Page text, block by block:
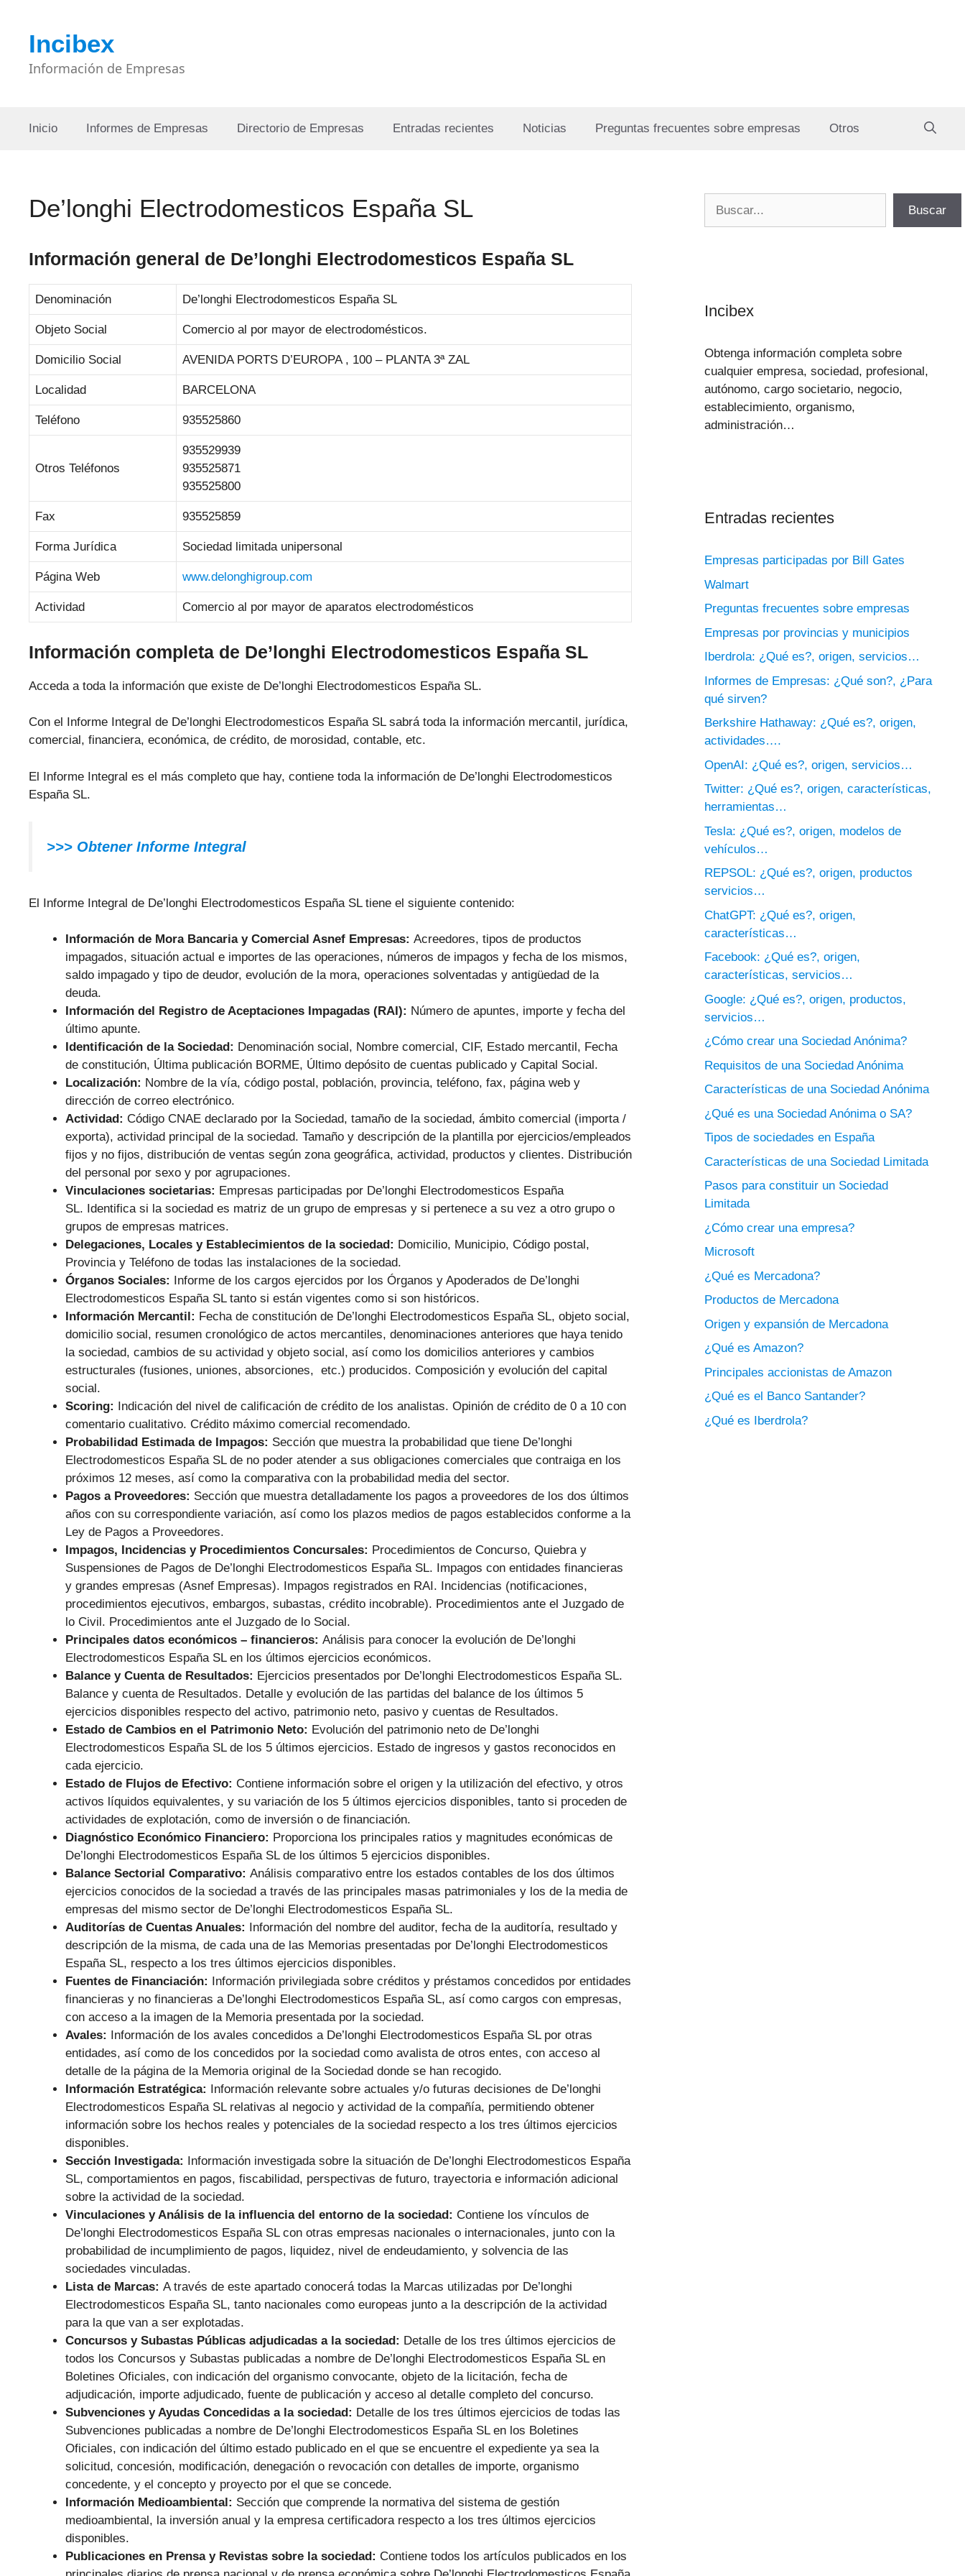
contenidoIncibex
Información de Empresas
Inicio Informes de Empresas Directorio de Empresas Entradas recientes Noticias Preguntas frecuentes sobre empresas Otros
De’longhi Electrodomesticos España SL
Información general de De’longhi Electrodomesticos España SL
Denominación De’longhi Electrodomesticos España SL
Objeto Social Comercio al por mayor de electrodomésticos.
Domicilio Social AVENIDA PORTS D’EUROPA , 100 – PLANTA 3ª ZAL
Localidad BARCELONA
Teléfono 935525860
Otros Teléfonos
935529939
935525871
935525800
Fax 935525859
Forma Jurídica Sociedad limitada unipersonal
Página Web www.delonghigroup.com
Actividad Comercio al por mayor de aparatos electrodomésticos
Información completa de De’longhi Electrodomesticos España SL
Acceda a toda la información que existe de De’longhi Electrodomesticos España SL.
Con el Informe Integral de De’longhi Electrodomesticos España SL sabrá toda la información mercantil, jurídica,
comercial, financiera, económica, de crédito, de morosidad, contable, etc.
El Informe Integral es el más completo que hay, contiene toda la información de De’longhi Electrodomesticos
España SL.
>>> Obtener Informe Integral
El Informe Integral de De’longhi Electrodomesticos España SL tiene el siguiente contenido:
Información de Mora Bancaria y Comercial Asnef Empresas: Acreedores, tipos de productos
impagados, situación actual e importes de las operaciones, números de impagos y fecha de los mismos,
saldo impagado y tipo de deudor, evolución de la mora, operaciones solventadas y antigüedad de la
deuda.
Información del Registro de Aceptaciones Impagadas (RAI): Número de apuntes, importe y fecha del
último apunte.
Identificación de la Sociedad: Denominación social, Nombre comercial, CIF, Estado mercantil, Fecha
de constitución, Última publicación BORME, Último depósito de cuentas publicado y Capital Social.
Localización: Nombre de la vía, código postal, población, provincia, teléfono, fax, página web y
dirección de correo electrónico.
Actividad: Código CNAE declarado por la Sociedad, tamaño de la sociedad, ámbito comercial (importa /
exporta), actividad principal de la sociedad. Tamaño y descripción de la plantilla por ejercicios/empleados
fijos y no fijos, distribución de ventas según zona geográfica, actividad, productos y clientes. Distribución
del personal por sexo y por agrupaciones.
Vinculaciones societarias: Empresas participadas por De’longhi Electrodomesticos España
SL. Identifica si la sociedad es matriz de un grupo de empresas y si pertenece a su vez a otro grupo o
grupos de empresas matrices.
Delegaciones, Locales y Establecimientos de la sociedad: Domicilio, Municipio, Código postal,
Provincia y Teléfono de todas las instalaciones de la sociedad.
Órganos Sociales: Informe de los cargos ejercidos por los Órganos y Apoderados de De’longhi
Electrodomesticos España SL tanto si están vigentes como si son históricos.
Información Mercantil: Fecha de constitución de De’longhi Electrodomesticos España SL, objeto social,
domicilio social, resumen cronológico de actos mercantiles, denominaciones anteriores que haya tenido
la sociedad, cambios de su actividad y objeto social, así como los domicilios anteriores y cambios
estructurales (fusiones, uniones, absorciones, etc.) producidos. Composición y evolución del capital
social.
Scoring: Indicación del nivel de calificación de crédito de los analistas. Opinión de crédito de 0 a 10 con
comentario cualitativo. Crédito máximo comercial recomendado.
Probabilidad Estimada de Impagos: Sección que muestra la probabilidad que tiene De’longhi
Electrodomesticos España SL de no poder atender a sus obligaciones comerciales que contraiga en los
próximos 12 meses, así como la comparativa con la probabilidad media del sector.
Pagos a Proveedores: Sección que muestra detalladamente los pagos a proveedores de los dos últimos
años con su correspondiente variación, así como los plazos medios de pagos establecidos conforme a la
Ley de Pagos a Proveedores.
Impagos, Incidencias y Procedimientos Concursales: Procedimientos de Concurso, Quiebra y
Suspensiones de Pagos de De’longhi Electrodomesticos España SL. Impagos con entidades financieras
y grandes empresas (Asnef Empresas). Impagos registrados en RAI. Incidencias (notificaciones,
procedimientos ejecutivos, embargos, subastas, crédito incobrable). Procedimientos ante el Juzgado de
lo Civil. Procedimientos ante el Juzgado de lo Social.
Principales datos económicos – financieros: Análisis para conocer la evolución de De’longhi
Electrodomesticos España SL en los últimos ejercicios económicos.
Balance y Cuenta de Resultados: Ejercicios presentados por De’longhi Electrodomesticos España SL.
Balance y cuenta de Resultados. Detalle y evolución de las partidas del balance de los últimos 5
ejercicios disponibles respecto del activo, patrimonio neto, pasivo y cuentas de Resultados.
Estado de Cambios en el Patrimonio Neto: Evolución del patrimonio neto de De’longhi
Electrodomesticos España SL de los 5 últimos ejercicios. Estado de ingresos y gastos reconocidos en
cada ejercicio.
Estado de Flujos de Efectivo: Contiene información sobre el origen y la utilización del efectivo, y otros
activos líquidos equivalentes, y su variación de los 5 últimos ejercicios disponibles, tanto si proceden de
actividades de explotación, como de inversión o de financiación.
Diagnóstico Económico Financiero: Proporciona los principales ratios y magnitudes económicas de
De’longhi Electrodomesticos España SL de los últimos 5 ejercicios disponibles.
Balance Sectorial Comparativo: Análisis comparativo entre los estados contables de los dos últimos
ejercicios conocidos de la sociedad a través de las principales masas patrimoniales y los de la media de
empresas del mismo sector de De’longhi Electrodomesticos España SL.
Auditorías de Cuentas Anuales: Información del nombre del auditor, fecha de la auditoría, resultado y
descripción de la misma, de cada una de las Memorias presentadas por De’longhi Electrodomesticos
España SL, respecto a los tres últimos ejercicios disponibles.
Fuentes de Financiación: Información privilegiada sobre créditos y préstamos concedidos por entidades
financieras y no financieras a De’longhi Electrodomesticos España SL, así como cargos con empresas,
con acceso a la imagen de la Memoria presentada por la sociedad.
Avales: Información de los avales concedidos a De’longhi Electrodomesticos España SL por otras
entidades, así como de los concedidos por la sociedad como avalista de otros entes, con acceso al
detalle de la página de la Memoria original de la Sociedad donde se han recogido.
Información Estratégica: Información relevante sobre actuales y/o futuras decisiones de De’longhi
Electrodomesticos España SL relativas al negocio y actividad de la compañía, permitiendo obtener
información sobre los hechos reales y potenciales de la sociedad respecto a los tres últimos ejercicios
disponibles.
Sección Investigada: Información investigada sobre la situación de De’longhi Electrodomesticos España
SL, comportamientos en pagos, fiscabilidad, perspectivas de futuro, trayectoria e información adicional
sobre la actividad de la sociedad.
Vinculaciones y Análisis de la influencia del entorno de la sociedad: Contiene los vínculos de
De’longhi Electrodomesticos España SL con otras empresas nacionales o internacionales, junto con la
probabilidad de incumplimiento de pagos, liquidez, nivel de endeudamiento, y solvencia de las
sociedades vinculadas.
Lista de Marcas: A través de este apartado conocerá todas la Marcas utilizadas por De’longhi
Electrodomesticos España SL, tanto nacionales como europeas junto a la descripción de la actividad
para la que van a ser explotadas.
Concursos y Subastas Públicas adjudicadas a la sociedad: Detalle de los tres últimos ejercicios de
todos los Concursos y Subastas publicadas a nombre de De’longhi Electrodomesticos España SL en
Boletines Oficiales, con indicación del organismo convocante, objeto de la licitación, fecha de
adjudicación, importe adjudicado, fuente de publicación y acceso al detalle completo del concurso.
Subvenciones y Ayudas Concedidas a la sociedad: Detalle de los tres últimos ejercicios de todas las
Subvenciones publicadas a nombre de De’longhi Electrodomesticos España SL en los Boletines
Oficiales, con indicación del último estado publicado en el que se encuentre el expediente ya sea la
solicitud, concesión, modificación, denegación o revocación con detalles de importe, organismo
concedente, y el concepto y proyecto por el que se concede.
Información Medioambiental: Sección que comprende la normativa del sistema de gestión
medioambiental, la inversión anual y la empresa certificadora respecto a los tres últimos ejercicios
disponibles.
Publicaciones en Prensa y Revistas sobre la sociedad: Contiene todos los artículos publicados en los
Buscar
Incibex
Obtenga información completa sobre
cualquier empresa, sociedad, profesional,
autónomo, cargo societario, negocio,
establecimiento, organismo,
administración…
Entradas recientes
Empresas participadas por Bill Gates
Walmart
Preguntas frecuentes sobre empresas
Empresas por provincias y municipios
Iberdrola: ¿Qué es?, origen, servicios…
Informes de Empresas: ¿Qué son?, ¿Para
qué sirven?
Berkshire Hathaway: ¿Qué es?, origen,
actividades….
OpenAI: ¿Qué es?, origen, servicios…
Twitter: ¿Qué es?, origen, características,
herramientas…
Tesla: ¿Qué es?, origen, modelos de
vehículos…
REPSOL: ¿Qué es?, origen, productos
servicios…
ChatGPT: ¿Qué es?, origen,
características…
Facebook: ¿Qué es?, origen,
características, servicios…
Google: ¿Qué es?, origen, productos,
servicios…
¿Cómo crear una Sociedad Anónima?
Requisitos de una Sociedad Anónima
Características de una Sociedad Anónima
¿Qué es una Sociedad Anónima o SA?
Tipos de sociedades en España
Características de una Sociedad Limitada
Pasos para constituir un Sociedad
Limitada
¿Cómo crear una empresa?
Microsoft
¿Qué es Mercadona?
Productos de Mercadona
Origen y expansión de Mercadona
¿Qué es Amazon?
Principales accionistas de Amazon
¿Qué es el Banco Santander?
¿Qué es Iberdrola?